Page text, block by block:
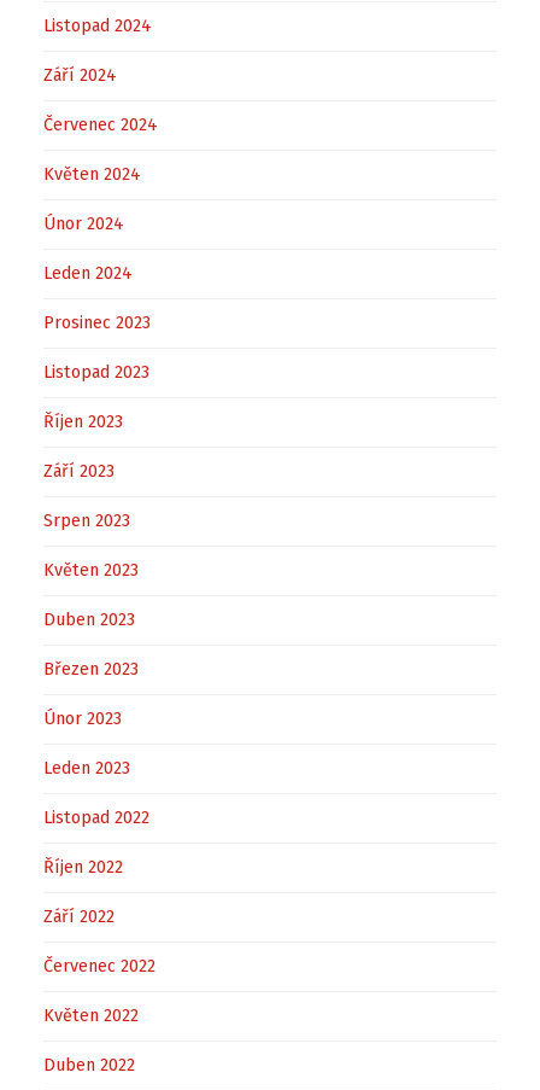
Listopad 2024
Září 2024
Červenec 2024
Květen 2024
Únor 2024
Leden 2024
Prosinec 2023
Listopad 2023
Říjen 2023
Září 2023
Srpen 2023
Květen 2023
Duben 2023
Březen 2023
Únor 2023
Leden 2023
Listopad 2022
Říjen 2022
Září 2022
Červenec 2022
Květen 2022
Duben 2022